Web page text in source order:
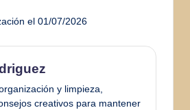
el 01/07/2026
y limpieza,
creativos para mantener